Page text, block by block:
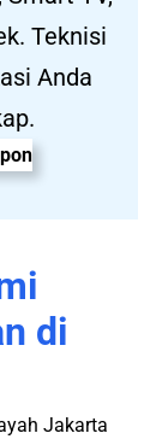
Teknisi
Anda
di
Jakarta